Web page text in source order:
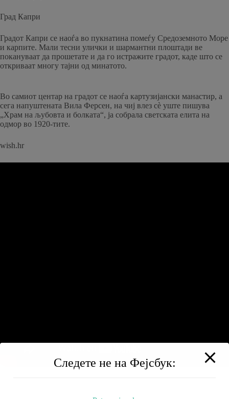
Град Капри
Градот Капри се наоѓа во пукнатина помеѓу Средоземното Море
и карпите. Мали тесни улички и шармантни плоштади ве
покануваат да прошетате и да го истражите градот, каде што се
откриваат многу тајни од минатото.
Во самиот центар на градот се наоѓа картузијански манастир, а
сега напуштената Вила Ферсен, на чиј влез сè уште пишува
„Храм на љубовта и болката“, ја собрала светската елита на
одмор во 1920-тите.
wish.hr
Следете не на Фејсбук: